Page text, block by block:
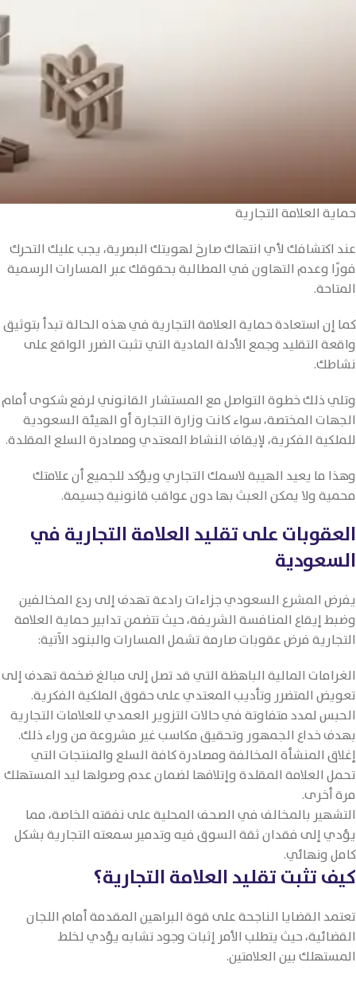
حماية العلامة التجارية
عند اكتشافك لأي انتهاك صارخ لهويتك البصرية، يجب عليك التحرك
فورًا وعدم التهاون في المطالبة بحقوقك عبر المسارات الرسمية
المتاحة.
كما إن استعادة حماية العلامة التجارية في هذه الحالة تبدأ بتوثيق
واقعة التقليد وجمع الأدلة المادية التي تثبت الضرر الواقع على
نشاطك.
وتلي ذلك خطوة التواصل مع المستشار القانوني لرفع شكوى أمام
الجهات المختصة، سواء كانت وزارة التجارة أو الهيئة السعودية
للملكية الفكرية، لإيقاف النشاط المعتدي ومصادرة السلع المقلدة.
وهذا ما يعيد الهيبة لاسمك التجاري ويؤكد للجميع أن علامتك
محمية ولا يمكن العبث بها دون عواقب قانونية جسيمة.
العقوبات على تقليد العلامة التجارية في
السعودية
يفرض المشرع السعودي جزاءات رادعة تهدف إلى ردع المخالفين
وضبط إيقاع المنافسة الشريفة، حيث تتضمن تدابير حماية العلامة
التجارية فرض عقوبات صارمة تشمل المسارات والبنود الآتية:
الغرامات المالية الباهظة التي قد تصل إلى مبالغ ضخمة تهدف إلى
تعويض المتضرر وتأديب المعتدي على حقوق الملكية الفكرية.
الحبس لمدد متفاوتة في حالات التزوير العمدي للعلامات التجارية
بهدف خداع الجمهور وتحقيق مكاسب غير مشروعة من وراء ذلك.
إغلاق المنشأة المخالفة ومصادرة كافة السلع والمنتجات التي
تحمل العلامة المقلدة وإتلافها لضمان عدم وصولها ليد المستهلك
مرة أخرى.
التشهير بالمخالف في الصحف المحلية على نفقته الخاصة، مما
يؤدي إلى فقدان ثقة السوق فيه وتدمير سمعته التجارية بشكل
كامل ونهائي.
كيف تثبت تقليد العلامة التجارية؟
تعتمد القضايا الناجحة على قوة البراهين المقدمة أمام اللجان
القضائية، حيث يتطلب الأمر إثبات وجود تشابه يؤدي لخلط
المستهلك بين العلامتين.